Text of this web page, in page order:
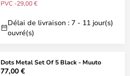
PVC -29,00 €
Délai de livraison : 7 - 11 jour(s)
ouvré(s)
Dots Metal Set Of 5 Black - Muuto
77,00 €